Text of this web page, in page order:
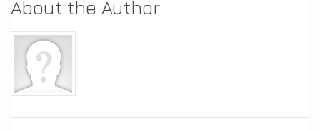
About the Author